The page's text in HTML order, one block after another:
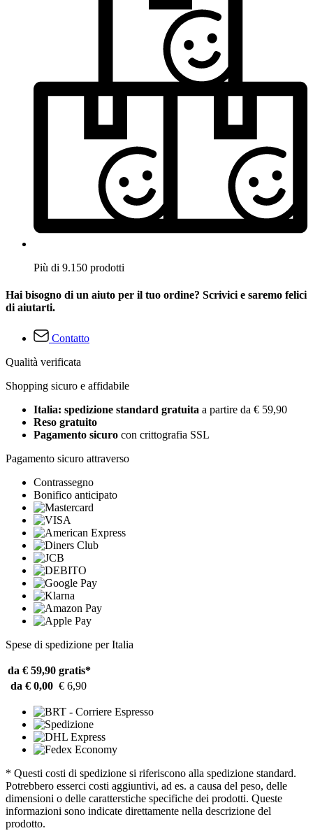
Più di 9.150 prodotti
Hai bisogno di un aiuto per il tuo ordine? Scrivici e saremo felici
di aiutarti.
Contatto
Qualità verificata
Shopping sicuro e affidabile
Italia: spedizione standard gratuita a partire da € 59,90
Reso gratuito
Pagamento sicuro con crittografia SSL
Pagamento sicuro attraverso
Contrassegno
Bonifico anticipato
Spese di spedizione per Italia
da € 59,90 gratis*
da € 0,00 € 6,90
* Questi costi di spedizione si riferiscono alla spedizione standard.
Potrebbero esserci costi aggiuntivi, ad es. a causa del peso, delle
dimensioni o delle caratterstiche specifiche dei prodotti. Queste
informazioni sono indicate direttamente nella descrizione del
prodotto.